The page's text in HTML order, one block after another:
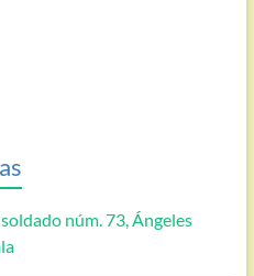
núm. 73, Ángeles